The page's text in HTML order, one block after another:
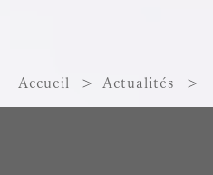
Accueil Actualités